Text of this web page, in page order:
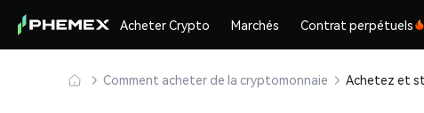
Acheter Crypto Marchés Contrat perpétuels
Comment acheter de la cryptomonnaie